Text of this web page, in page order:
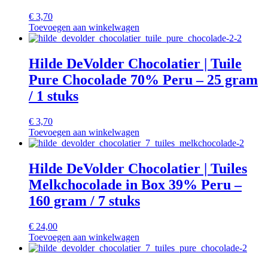
€ 3,70
Toevoegen aan winkelwagen
Hilde DeVolder Chocolatier | Tuile
Pure Chocolade 70% Peru – 25 gram
/ 1 stuks
€ 3,70
Toevoegen aan winkelwagen
Hilde DeVolder Chocolatier | Tuiles
Melkchocolade in Box 39% Peru –
160 gram / 7 stuks
€ 24,00
Toevoegen aan winkelwagen